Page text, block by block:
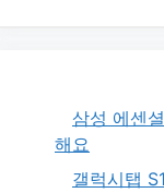
삼성 에센
해요
갤럭시탭